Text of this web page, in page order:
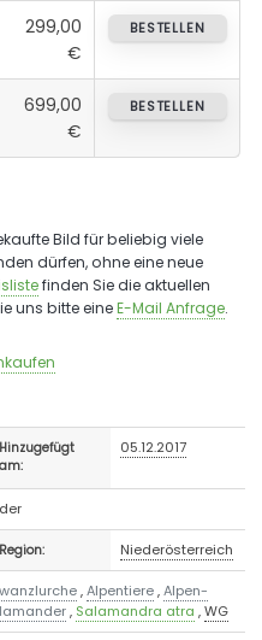
299,00
€
BESTELLEN
699,00
€
BESTELLEN
Bild für beliebig viele
dürfen, ohne eine neue
finden Sie die aktuellen
uns bitte eineE-Mail Anfrage.
Hinzugefügt
am:
05.12.2017
Region: Niederösterreich
,Alpentiere,Alpen-
, Salamandra atra ,WG